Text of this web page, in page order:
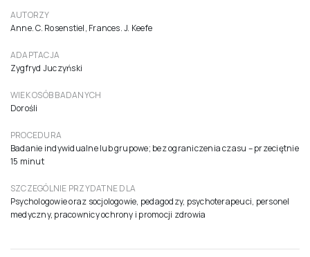
OBSZAR DIAGNOZY
Promocja i psychologia zdrowia
KATEGORIA TESTU
AUTORZY
ADAPTACJA
Zygfryd Juczyński
WIEK OSÓB BADANYCH